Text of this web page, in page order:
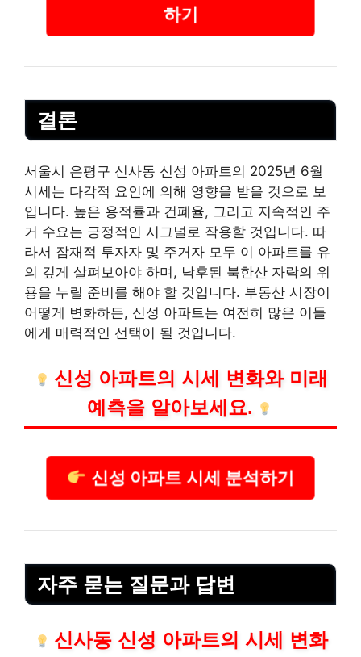
하기
결론
서울시 은평구 신사동 신성 아파트의 2025년 6월
시세는 다각적 요인에 의해 영향을 받을 것으로 보
입니다. 높은 용적률과 건폐율, 그리고 지속적인 주
거 수요는 긍정적인 시그널로 작용할 것입니다. 따
라서 잠재적 투자자 및 주거자 모두 이 아파트를 유
의 깊게 살펴보아야 하며, 낙후된 북한산 자락의 위
용을 누릴 준비를 해야 할 것입니다. 부동산 시장이
어떻게 변화하든, 신성 아파트는 여전히 많은 이들
에게 매력적인 선택이 될 것입니다.
신성 아파트의 시세 변화와 미래
예측을 알아보세요.
신성 아파트 시세 분석하기
자주 묻는 질문과 답변
신사동 신성 아파트의 시세 변화